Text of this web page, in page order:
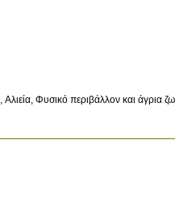
Αλιεία Φυσικό περιβάλλον και άγρια